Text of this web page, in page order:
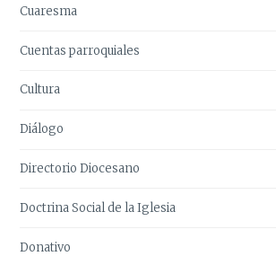
Cuaresma
Cuentas parroquiales
Cultura
Diálogo
Directorio Diocesano
Doctrina Social de la Iglesia
Donativo